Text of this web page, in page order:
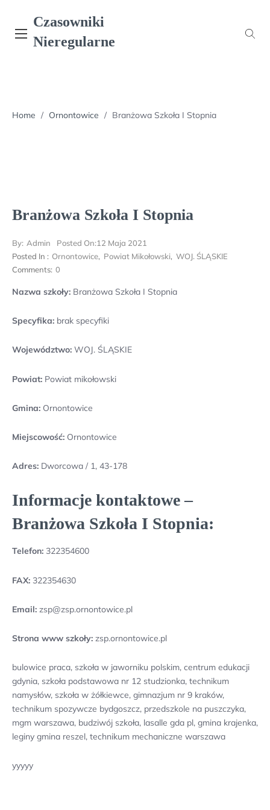
content
Czasowniki
Nieregularne
Home / Ornontowice / Branżowa Szkoła I Stopnia
Branżowa Szkoła I Stopnia
By: Admin Posted On:12 Maja 2021
Posted In : Ornontowice, Powiat Mikołowski, WOJ. ŚLĄSKIE
Comments: 0
Nazwa szkoły: Branżowa Szkoła I Stopnia
Specyfika: brak specyfiki
Województwo: WOJ. ŚLĄSKIE
Powiat: Powiat mikołowski
Gmina: Ornontowice
Miejscowość: Ornontowice
Adres: Dworcowa / 1, 43-178
Informacje kontaktowe –
Branżowa Szkoła I Stopnia:
Telefon: 322354600
FAX: 322354630
Email: zsp@zsp.ornontowice.pl
Strona www szkoły: zsp.ornontowice.pl
bulowice praca, szkoła w jaworniku polskim, centrum edukacji
gdynia, szkoła podstawowa nr 12 studzionka, technikum
namysłów, szkoła w żółkiewce, gimnazjum nr 9 kraków,
technikum spozywcze bydgoszcz, przedszkole na puszczyka,
mgm warszawa, budziwój szkoła, lasalle gda pl, gmina krajenka,
leginy gmina reszel, technikum mechaniczne warszawa
yyyyy